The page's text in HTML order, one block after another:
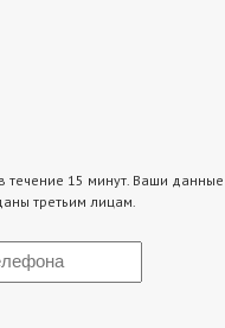
течение 15 минут. Ваши данные
третьим лицам.